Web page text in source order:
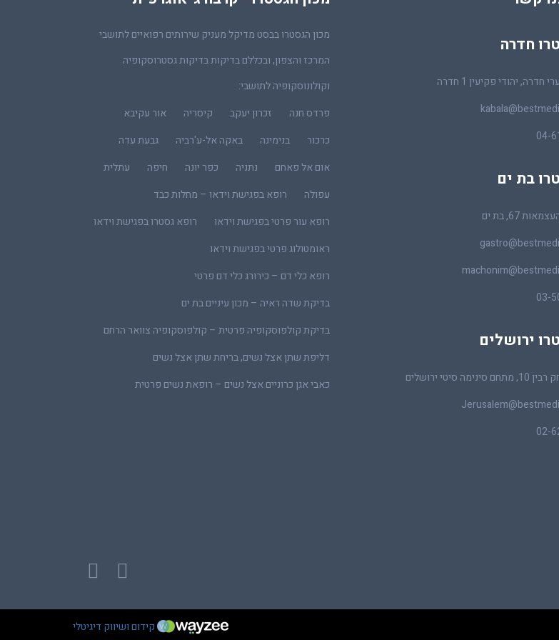
מכון הגסטרו בבסט מדיקל מעניק שירותים רפואיים לתושבי
המרכז והצפון, ובכללם בדיקות בדיקות גסטרוסקופיה
וקולונוסקופיה לתושבי:
פרדס חנה
זכרון יעקב קיסריה
אור עקיבא
כרכור
בנימינה באקה אל-ע'רביה
גבעת עדה
אום אל פאחם
נתניה כפר יונה חיפה
עתלית
עפולה
רופא בפגישת וידאו – מחלות כבד
רופא עור פרטי בפגישת וידאו
רופא גסטרו בפגישת וידאו
ראומטולוג פרטי בפגישת וידאו
רופא כלי דם – כירורג כלי דם פרטי
בדיקת שדה ראיה – מכון עיניים בת ים
בדיקת קולפוסקופיה פרטית – קולפוסקופיה צוואר הרחם
דליפת שתן אצל נשים, בריחת שתן אצל נשים
כאבי אגן כרוניים אצל נשים – רופאת נשים פרטית
חדרה
יהודי פקיעין 1 חדרה
04-
בת ים
67, בת ים
03-
ירושלים
סיטי ירושלים
02-
קידום ושיווק דיגיטלי